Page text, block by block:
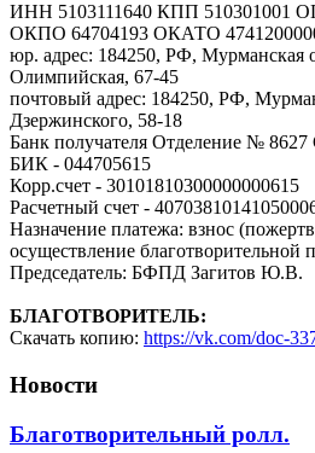
ИНН 5103111640 КПП 510301001
ОКПО 64704193 ОКАТО
юр. адрес: 184250, РФ, Мурманская
Олимпийская, 67-45
почтовый адрес: 184250, РФ,
Дзержинского, 58-18
Банк получателя Отделение № 8627
БИК - 044705615
Корр.счет - 30101810300000000615
Расчетный счет -
Назначение платежа: взнос
осуществление
Председатель: БФПД Загитов Ю.В.
БЛАГОТВОРИТЕЛЬ:
Скачать копию: https://vk.com/doc-
Новости
Благотворительный ролл.